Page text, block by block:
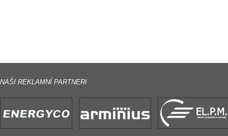
NAŠI REKLAMNÍ PARTNERI